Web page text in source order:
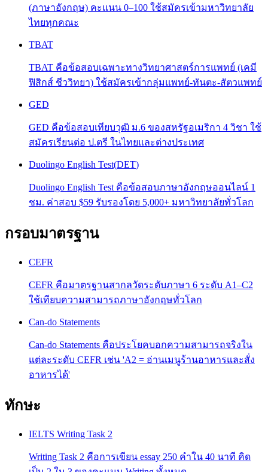
(ภาษาอังกฤษ) คะแนน 0–100 ใช้สมัครเข้ามหาวิทยาลัย
ไทยทุกคณะ
TBAT
TBAT คือข้อสอบเฉพาะทางวิทยาศาสตร์การแพทย์ (เคมี
ฟิสิกส์ ชีววิทยา) ใช้สมัครเข้ากลุ่มแพทย์-ทันตะ-สัตวแพทย์
GED
GED คือข้อสอบเทียบวุฒิ ม.6 ของสหรัฐอเมริกา 4 วิชา ใช้
สมัครเรียนต่อ ป.ตรี ในไทยและต่างประเทศ
Duolingo English Test(DET)
Duolingo English Test คือข้อสอบภาษาอังกฤษออนไลน์ 1
ชม. ค่าสอบ $59 รับรองโดย 5,000+ มหาวิทยาลัยทั่วโลก
กรอบมาตรฐาน
CEFR
CEFR คือมาตรฐานสากลวัดระดับภาษา 6 ระดับ A1–C2
ใช้เทียบความสามารถภาษาอังกฤษทั่วโลก
Can-do Statements
Can-do Statements คือประโยคบอกความสามารถจริงใน
แต่ละระดับ CEFR เช่น 'A2 = อ่านเมนูร้านอาหารและสั่ง
อาหารได้'
ทักษะ
IELTS Writing Task 2
Writing Task 2 คือการเขียน essay 250 คำใน 40 นาที คิด